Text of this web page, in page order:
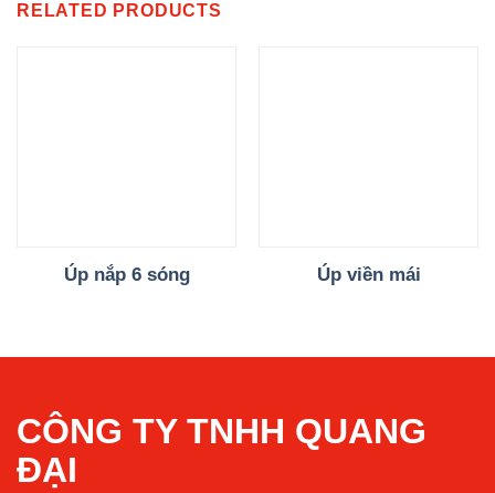
RELATED PRODUCTS
Úp nắp 6 sóng Úp viền mái
CÔNG TY TNHH QUANG
ĐẠI